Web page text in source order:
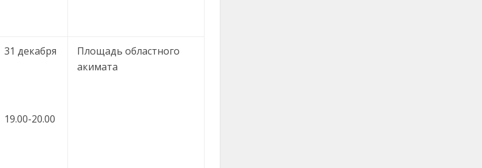
31 декабря
19.00-20.00
Площадь областного
акимата